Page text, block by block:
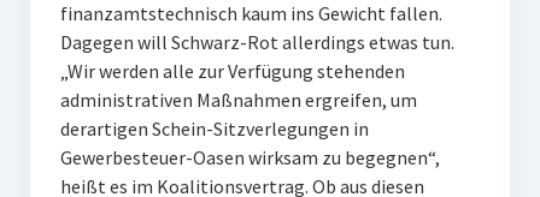
finanzamtstechnisch kaum ins Gewicht fallen.
Dagegen will Schwarz-Rot allerdings etwas tun.
„Wir werden alle zur Verfügung stehenden
administrativen Maßnahmen ergreifen, um
derartigen Schein-Sitzverlegungen in
Gewerbesteuer-Oasen wirksam zu begegnen“,
heißt es im Koalitionsvertrag. Ob aus diesen